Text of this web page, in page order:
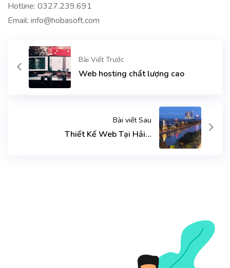
Hotline: 0327.239.691
Email: info@hobasoft.com
Bài Viết Trước
Web hosting chất lượng cao
Bài viết Sau
Thiết Kế Web Tại Hải...